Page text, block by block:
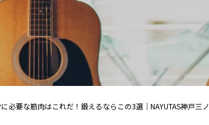
に必要な筋肉はこれだ！鍛えるならこの3選｜NAYUTAS神戸三ノ